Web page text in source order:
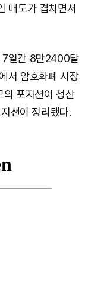
매도가 겹치면서
7일간 8만2400달
서 암호화폐 시장
포지션이 청산
션이 정리됐다.